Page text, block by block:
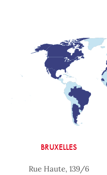
BRUXELLES
Rue Haute, 139/6